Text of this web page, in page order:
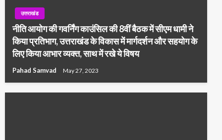
उत्तराखंड
नीति आयोग की गवर्निंग काउंसिल की 8वीं बैठक में सीएम धामी ने
किया प्रतिभाग, उत्तराखंड के विकास में मार्गदर्शन और सहयोग के
लिए किया आभार व्यक्त, साथ में रखे ये विषय
Pahad Samvad May 27, 2023